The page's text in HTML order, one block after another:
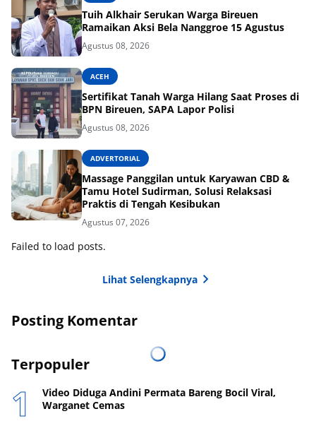
Tuih Alkhair Serukan Warga Bireuen
Ramaikan Aksi Bela Nanggroe 15 Agustus
Agustus 08, 2026
ACEH
Sertifikat Tanah Warga Hilang Saat Proses di
BPN Bireuen, SAPA Lapor Polisi
Agustus 08, 2026
ADVERTORIAL
Massage Panggilan untuk Karyawan CBD &
Tamu Hotel Sudirman, Solusi Relaksasi
Praktis di Tengah Kesibukan
Agustus 07, 2026
Failed to load posts.
Lihat Selengkapnya
Posting Komentar
Terpopuler
Video Diduga Andini Permata Bareng Bocil Viral,
Warganet Cemas